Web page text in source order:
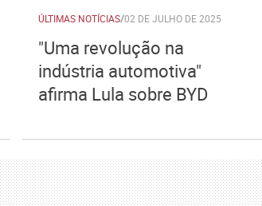
ÚLTIMAS NOTÍCIAS/02 DE JULHO DE 2025
"Uma revolução na
indústria automotiva"
afirma Lula sobre BYD